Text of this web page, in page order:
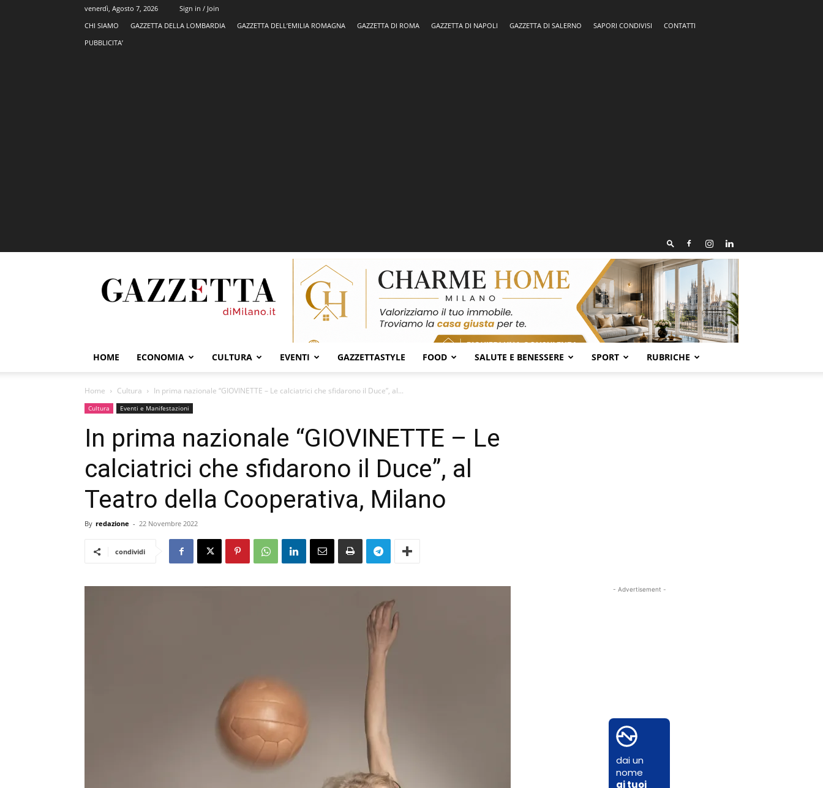
venerdì, Agosto 7, 2026
Sign in / Join
CHI SIAMO
GAZZETTA DELLA LOMBARDIA GAZZETTA DELL’EMILIA ROMAGNA GAZZETTA DI ROMA GAZZETTA DI NAPOLI GAZZETTA DI SALERNO SAPORI CONDIVISI
CONTATTI
PUBBLICITA’
HOME ECONOMIA CULTURA EVENTI GAZZETTASTYLE FOOD SALUTE E BENESSERE SPORT RUBRICHE
Home Cultura In prima nazionale “GIOVINETTE – Le calciatrici che sfidarono il Duce”, al...
Cultura Eventi e Manifestazioni
In prima nazionale “GIOVINETTE – Le
calciatrici che sfidarono il Duce”, al
Teatro della Cooperativa, Milano
By redazione - 22 Novembre 2022
condividi
- Advertisement -